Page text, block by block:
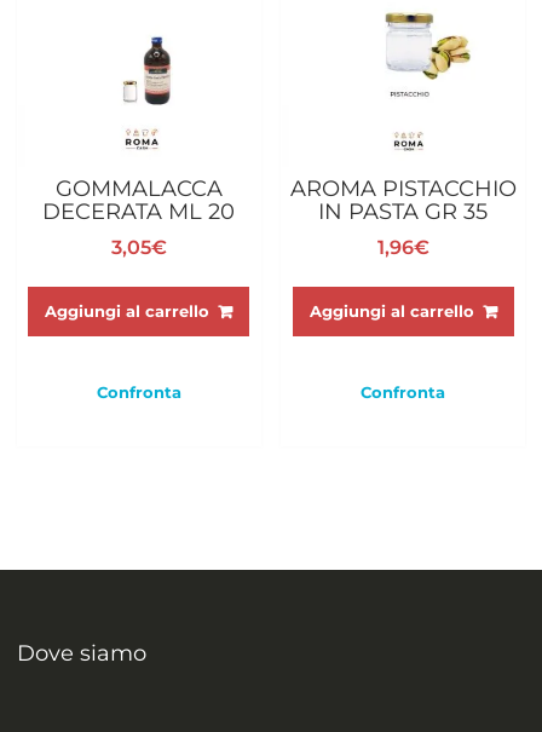
GOMMALACCA
DECERATA ML 20
3,05€
Aggiungi al carrello
Confronta
AROMA PISTACCHIO
IN PASTA GR 35
1,96€
Aggiungi al carrello
Confronta
Dove siamo